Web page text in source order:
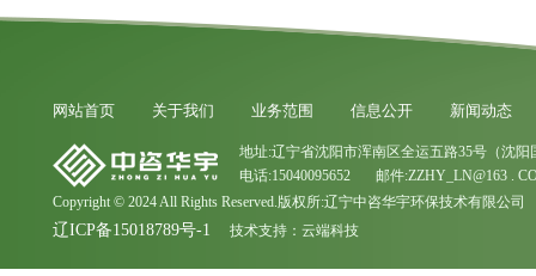
网站首页 关于我们 业务范围 信息公开 新闻动态
地址:辽宁省沈阳市浑南区全运五路35号（沈阳
电话:15040095652 邮件:ZZHY_LN@163 .
Copyright © 2024 All Rights Reserved.版权所:辽宁中咨华宇环保技术有限公司
辽ICP备15018789号-1 技术支持： 云端科技